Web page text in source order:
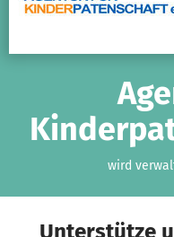
wird
Unterstütze